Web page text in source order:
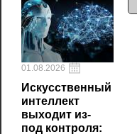
01.08.2026
Искусственный
интеллект
выходит из-
под контроля: